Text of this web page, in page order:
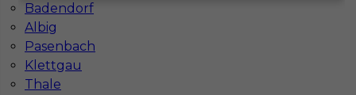
Badendorf
Albig
Pasenbach
Klettgau
Thale
Praca dla montera za granicą